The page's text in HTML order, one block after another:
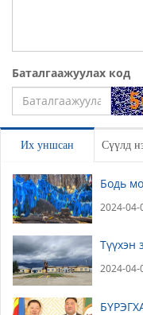
Баталгаажуулах код
Их уншсан Сүүлд
Бодь
2024-04-
Түүхэн
2024-04-